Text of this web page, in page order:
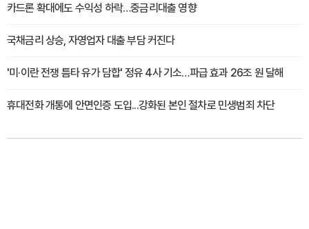
카드론 확대에도 수익성 하락…중금리대출 영향
국채금리 상승, 자영업자 대출 부담 커진다
'미·이란 전쟁 틈타 유가 담합' 정유 4사 기소…파급 효과 26조 원 달해
휴대전화 개통에 안면인증 도입...강화된 본인 절차로 민생범죄 차단